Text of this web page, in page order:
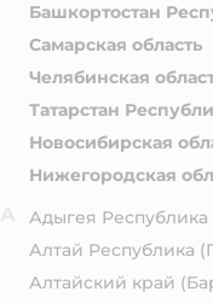
Башкортостан
Самарская область
Челябинская
Татарстан
Новосибирская
Нижегородская
Адыгея Республика
Алтай Республика
Алтайский край